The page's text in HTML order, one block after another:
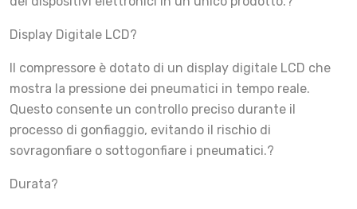
Display Digitale LCD?
Il compressore è dotato di un display digitale LCD che
mostra la pressione dei pneumatici in tempo reale.
Questo consente un controllo preciso durante il
processo di gonfiaggio, evitando il rischio di
sovragonfiare o sottogonfiare i pneumatici.?
Durata?